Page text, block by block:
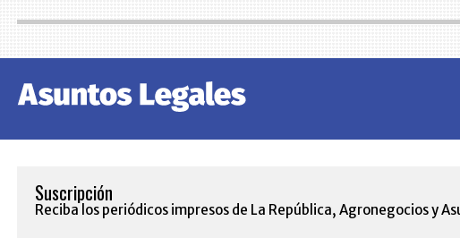
Suscripción
Reciba los periódicos impresos de La República, Agronegocios y